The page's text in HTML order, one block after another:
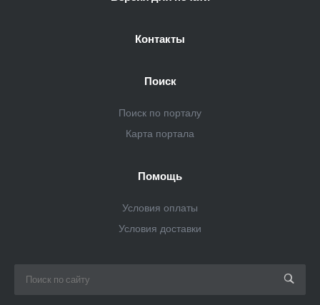
Контакты
Поиск
Поиск по порталу
Карта портала
Помощь
Условия оплаты
Условия доставки